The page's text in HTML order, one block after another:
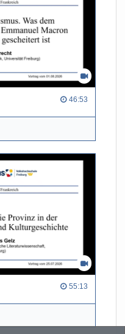
46:53
55:13